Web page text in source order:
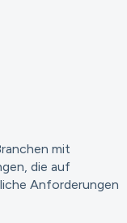
mit
die auf
Anforderungen